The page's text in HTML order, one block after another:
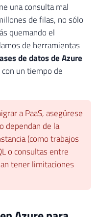
una consulta mal
de filas, no sólo
quemando el
de herramientas
de datos de Azure
un tiempo de
a PaaS, asegúrese
dependan de la
(como trabajos
o consultas entre
tener limitaciones